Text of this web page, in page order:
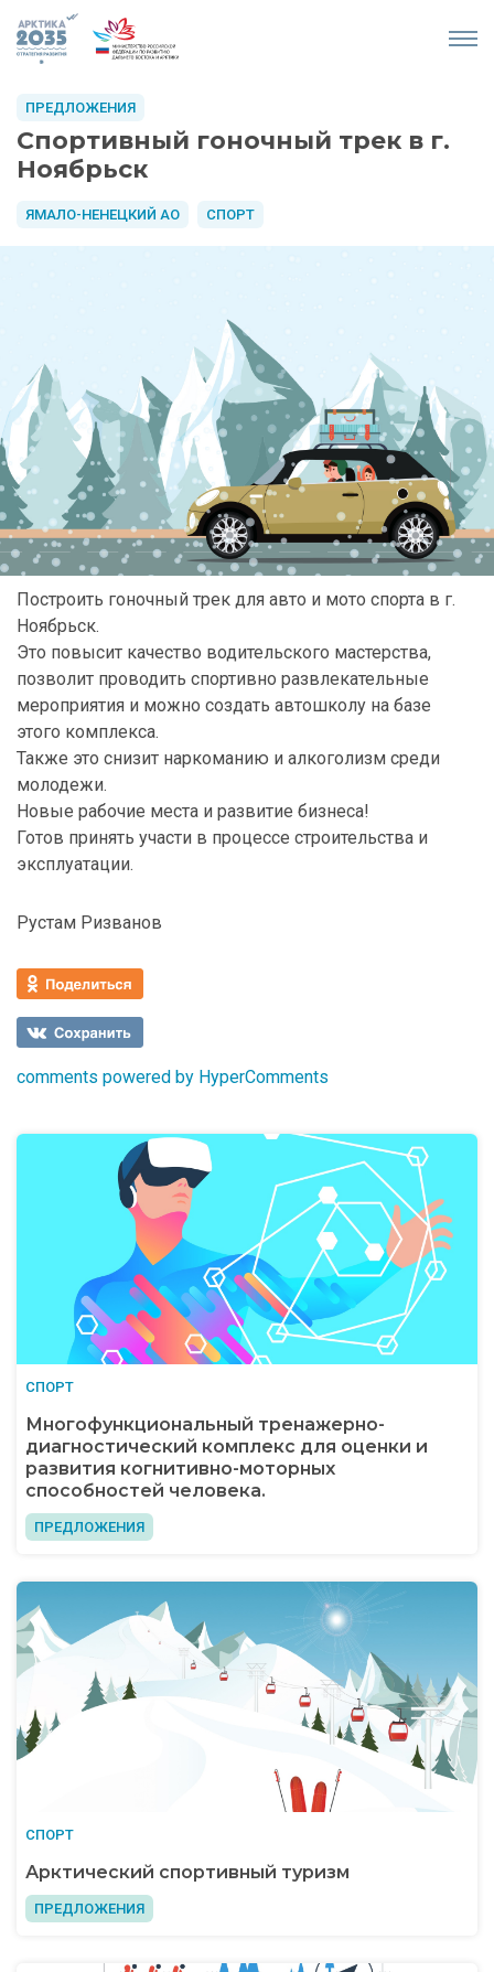
Спортивный гоночный трек в г.
Ноябрьск
ЯМАЛО-НЕНЕЦКИЙ АО СПОРТ
ПРЕДЛОЖЕНИЯ
Построить гоночный трек для авто и мото спорта в г.
Ноябрьск.
Это повысит качество водительского мастерства,
позволит проводить спортивно развлекательные
мероприятия и можно создать автошколу на базе
этого комплекса.
Также это cнизит наркоманию и алкоголизм среди
молодежи.
Новые рабочие места и развитие бизнеса!
Готов принять участи в процессе строительства и
эксплуатации.
Рустам Ризванов
comments powered by HyperComments
СПОРТ
Многофункциональный тренажерно-
диагностический комплекс для оценки и
развития когнитивно-моторных
способностей человека.
ПРЕДЛОЖЕНИЯ
СПОРТ
Арктический спортивный туризм
ПРЕДЛОЖЕНИЯ